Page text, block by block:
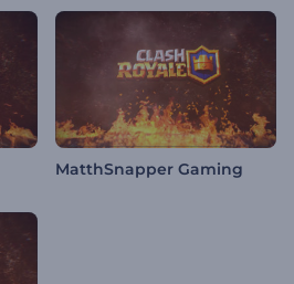
MatthSnapper Gaming